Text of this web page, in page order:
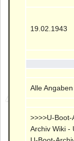
19.02.1943
Alle
>>>>U-
Archiv Wiki -